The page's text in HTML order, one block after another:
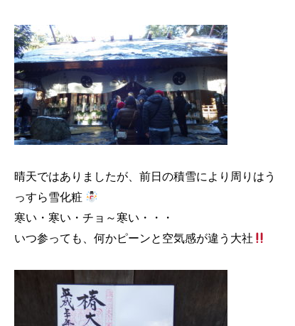
晴天ではありましたが、前日の積雪により周りはう
っすら雪化粧
寒い・寒い・チョ～寒い・・・
いつ参っても、何かピーンと空気感が違う大社